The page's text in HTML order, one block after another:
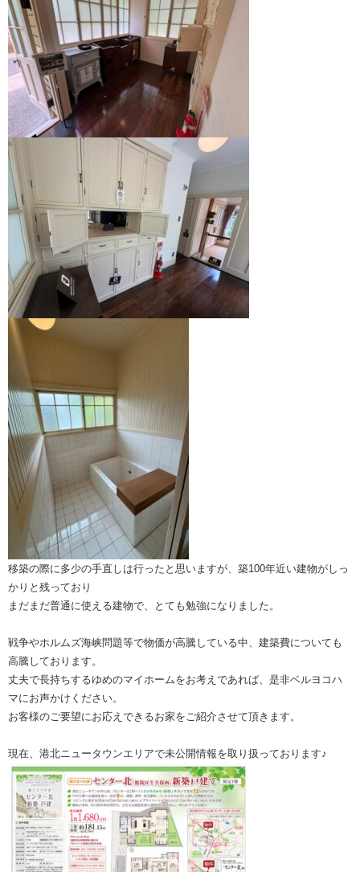
移築の際に多少の手直しは行ったと思いますが、築100年近い建物がしっ
かりと残っており
まだまだ普通に使える建物で、とても勉強になりました。
戦争やホルムズ海峡問題等で物価が高騰している中、建築費についても
高騰しております。
丈夫で長持ちするゆめのマイホームをお考えであれば、是非ベルヨコハ
マにお声かけください。
お客様のご要望にお応えできるお家をご紹介させて頂きます。
現在、港北ニュータウンエリアで未公開情報を取り扱っております♪